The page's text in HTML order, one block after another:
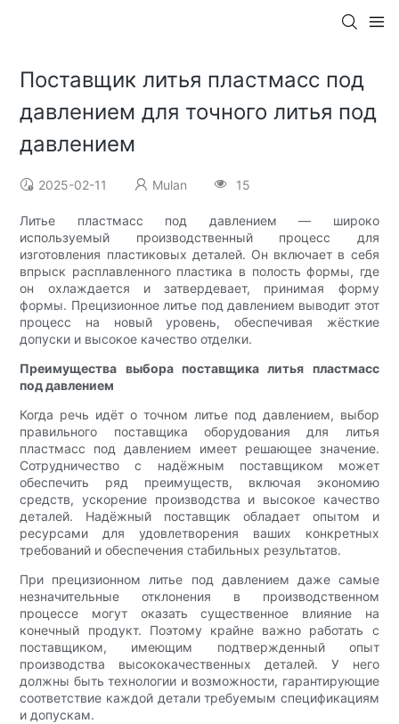
Поставщик литья пластмасс под
давлением для точного литья под
давлением
2025-02-11 Mulan 15
Литье пластмасс под давлением — широко
используемый производственный процесс для
изготовления пластиковых деталей. Он включает в себя
впрыск расплавленного пластика в полость формы, где
он охлаждается и затвердевает, принимая форму
формы. Прецизионное литье под давлением выводит этот
процесс на новый уровень, обеспечивая жёсткие
допуски и высокое качество отделки.
Преимущества выбора поставщика литья пластмасс
под давлением
Когда речь идёт о точном литье под давлением, выбор
правильного поставщика оборудования для литья
пластмасс под давлением имеет решающее значение.
Сотрудничество с надёжным поставщиком может
обеспечить ряд преимуществ, включая экономию
средств, ускорение производства и высокое качество
деталей. Надёжный поставщик обладает опытом и
ресурсами для удовлетворения ваших конкретных
требований и обеспечения стабильных результатов.
При прецизионном литье под давлением даже самые
незначительные отклонения в производственном
процессе могут оказать существенное влияние на
конечный продукт. Поэтому крайне важно работать с
поставщиком, имеющим подтвержденный опыт
производства высококачественных деталей. У него
должны быть технологии и возможности, гарантирующие
соответствие каждой детали требуемым спецификациям
и допускам.